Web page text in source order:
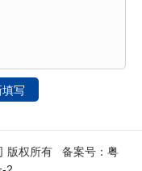
版权所有 备案号： 粤